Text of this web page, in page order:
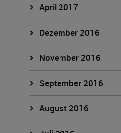
April 2017
Dezember 2016
November 2016
September 2016
August 2016